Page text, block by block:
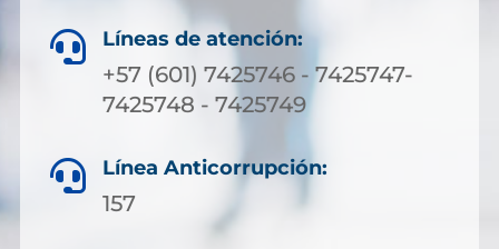
 Líneas de atención:
+57 (601) 7425746 - 7425747-
7425748 - 7425749
 Línea Anticorrupción:
157